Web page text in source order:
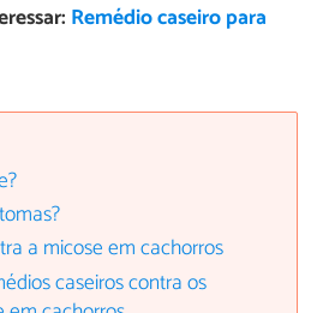
Remédio caseiro para
a micose em cachorros
caseiros contra os